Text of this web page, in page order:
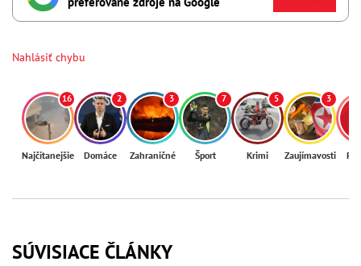
Nahlásiť chybu
16
Najčítanejšie
2
Domáce
3
Zahraničné
7
Šport
5
Krimi
3
Zaujímavosti
SÚVISIACE ČLÁNKY